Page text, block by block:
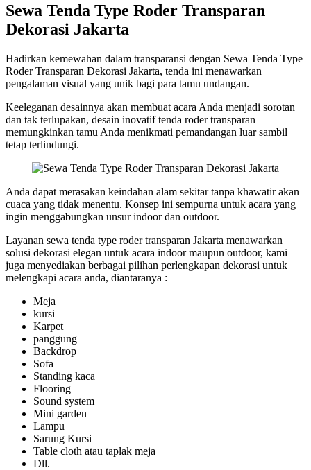
Sewa Tenda Type Roder Transparan
Dekorasi Jakarta
Hadirkan kemewahan dalam transparansi dengan Sewa Tenda Type
Roder Transparan Dekorasi Jakarta, tenda ini menawarkan
pengalaman visual yang unik bagi para tamu undangan.
Keeleganan desainnya akan membuat acara Anda menjadi sorotan
dan tak terlupakan, desain inovatif tenda roder transparan
memungkinkan tamu Anda menikmati pemandangan luar sambil
tetap terlindungi.
Anda dapat merasakan keindahan alam sekitar tanpa khawatir akan
cuaca yang tidak menentu. Konsep ini sempurna untuk acara yang
ingin menggabungkan unsur indoor dan outdoor.
Layanan sewa tenda type roder transparan Jakarta menawarkan
solusi dekorasi elegan untuk acara indoor maupun outdoor, kami
juga menyediakan berbagai pilihan perlengkapan dekorasi untuk
melengkapi acara anda, diantaranya :
Meja
kursi
Karpet
panggung
Backdrop
Sofa
Standing kaca
Flooring
Sound system
Mini garden
Lampu
Sarung Kursi
Table cloth atau taplak meja
Dll.